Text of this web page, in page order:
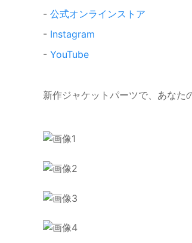
- 公式オンラインストア
- Instagram
- YouTube
新作ジャケットパーツで、あなた